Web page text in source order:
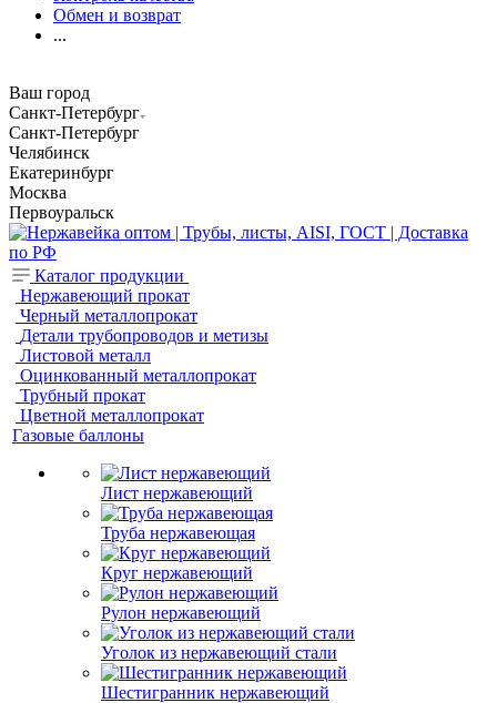
Обмен и возврат
...
Ваш город
Санкт-Петербург
Санкт-Петербург
Челябинск
Екатеринбург
Москва
Первоуральск
Каталог продукции
Нержавеющий прокат
Черный металлопрокат
Детали трубопроводов и метизы
Листовой металл
Оцинкованный металлопрокат
Трубный прокат
Цветной металлопрокат
Газовые баллоны
Лист нержавеющий
Труба нержавеющая
Круг нержавеющий
Рулон нержавеющий
Уголок из нержавеющий стали
Шестигранник нержавеющий